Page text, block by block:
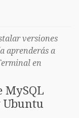
versiones
aprenderás a
en
Ubuntu